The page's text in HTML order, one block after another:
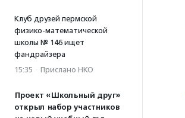
Клуб друзей пермской
физико-математической
школы № 146 ищет
фандрайзера
15:35 · Прислано НКО
Проект «Школьный друг»
открыл набор участников